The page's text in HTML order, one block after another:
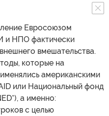
Евросоюзом
и НПО фактически
вмешательства.
которые на
американскими
или Национальный фонд
а именно:
с целью